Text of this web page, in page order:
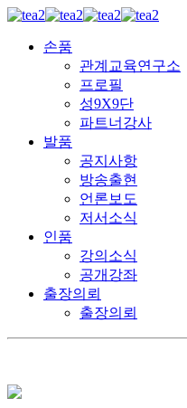
손품
관계교육연구소
프로필
성9X9단
파트너강사
발품
공지사항
방송출현
언론보도
저서소식
인품
강의소식
공개강좌
출장의뢰
출장의뢰